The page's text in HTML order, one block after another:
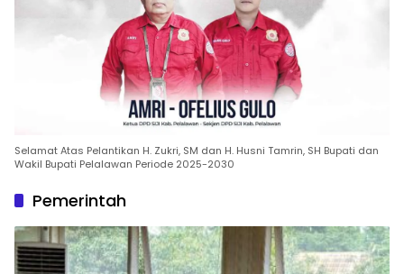
Selamat Atas Pelantikan H. Zukri, SM dan H. Husni Tamrin, SH Bupati dan
Wakil Bupati Pelalawan Periode 2025-2030
Pemerintah